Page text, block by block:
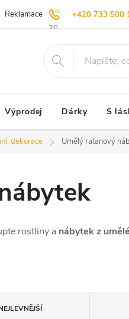
+420 733 500
20
Reklamace | Vrácení zboží
Výprodej Dárky S
dekorace Umělý ratanový
rostliny a nábytek z